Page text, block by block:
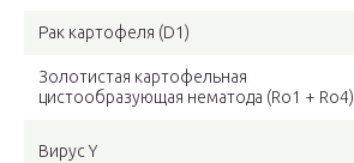
Рак картофеля (D1)
Золотистая картофельная
цистообразующая нематода (Ro1 + Ro4)
Вирус Y